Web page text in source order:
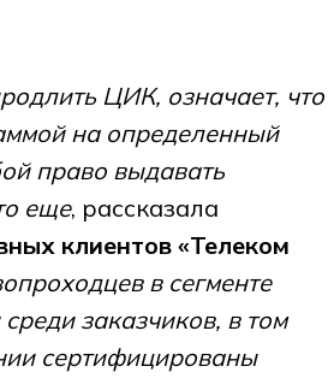
ЦИК, означает, что
на определенный
право выдавать
еще, рассказала
клиентов «Телеком
в сегменте
заказчиков, в том
сертифицированы